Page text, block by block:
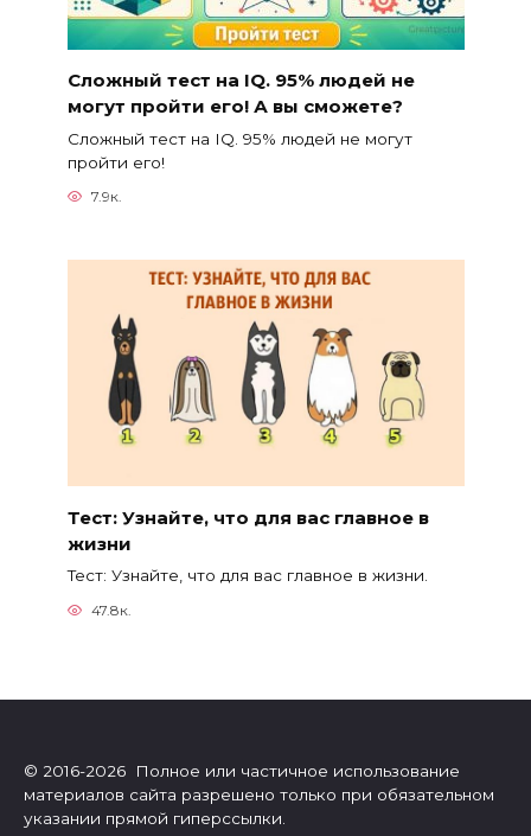
Сложный тест на IQ. 95% людей не
могут пройти его! А вы сможете?
Сложный тест на IQ. 95% людей не могут
пройти его!
7.9к.
Тест: Узнайте, что для вас главное в
жизни
Тест: Узнайте, что для вас главное в жизни.
47.8к.
© 2016-2026 Полное или частичное использование
материалов сайта разрешено только при обязательном
указании прямой гиперссылки.